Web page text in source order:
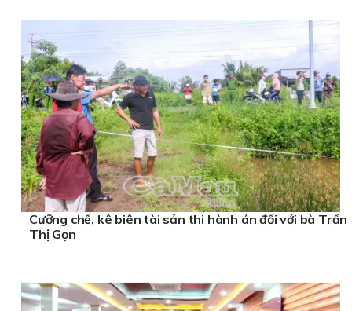
Cưỡng chế, kê biên tài sản thi hành án đối với bà Trần
Thị Gọn